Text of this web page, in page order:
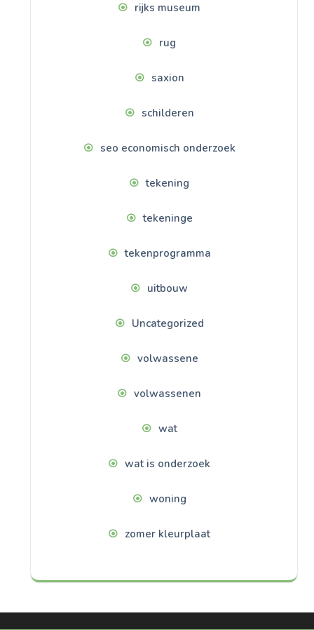
rijks museum
rug
saxion
schilderen
seo economisch onderzoek
tekening
tekeninge
tekenprogramma
uitbouw
Uncategorized
volwassene
volwassenen
wat
wat is onderzoek
woning
zomer kleurplaat